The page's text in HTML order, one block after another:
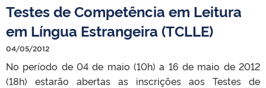
Testes de Competência em Leitura
em Língua Estrangeira (TCLLE)
04/05/2012
No período de 04 de maio (10h) a 16 de maio de 2012
(18h) estarão abertas as inscrições aos Testes de